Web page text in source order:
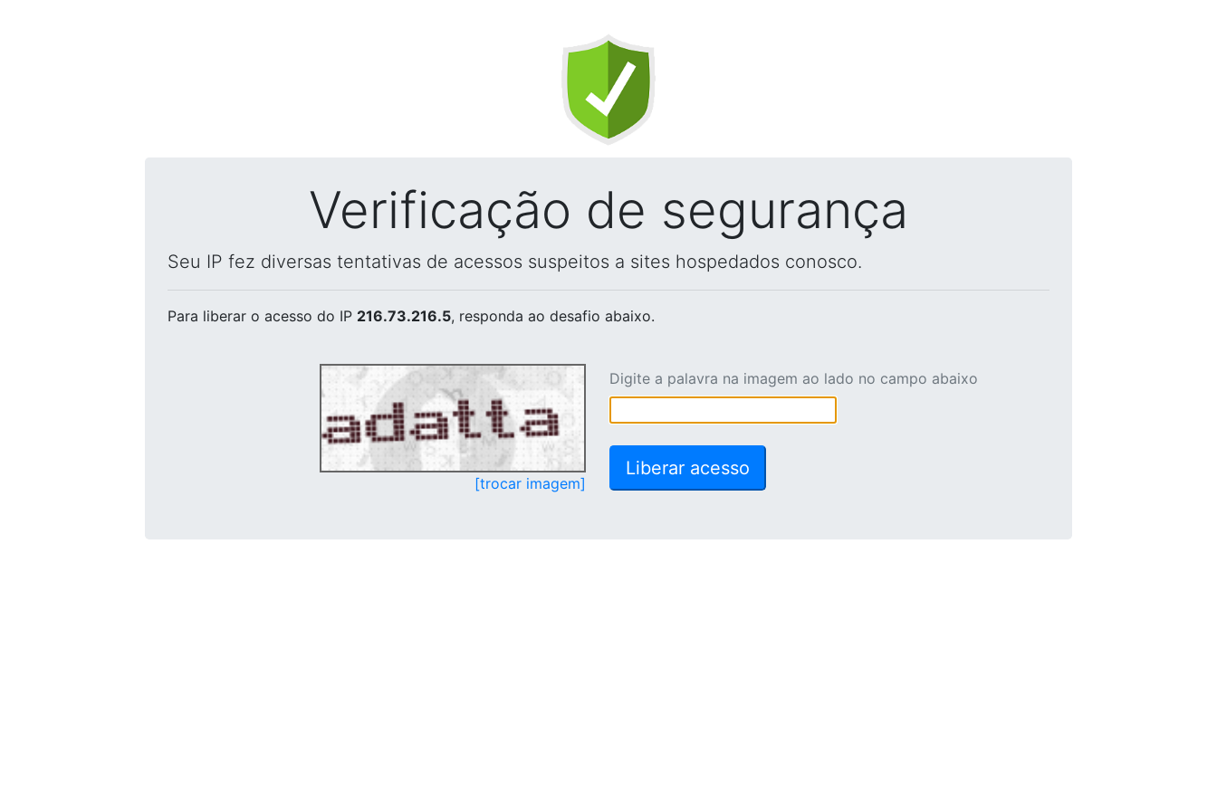
Verificação de segurança
Seu IP fez diversas tentativas de acessos suspeitos a sites hospedados conosco.
Para liberar o acesso do IP 216.73.216.5, responda ao desafio abaixo.
[trocar imagem]
Digite a palavra na imagem ao lado no campo abaixo